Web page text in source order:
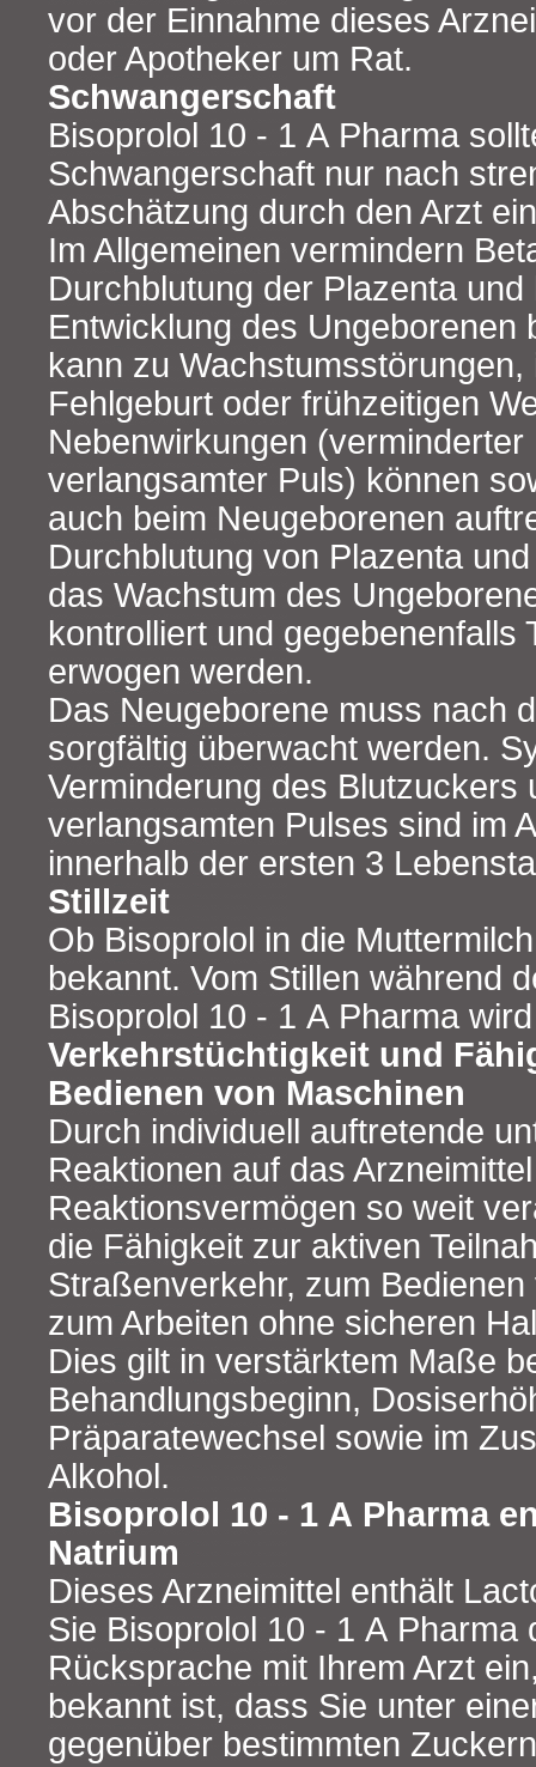
vor der Einnahme dieses
oder Apotheker um Rat.
Schwangerschaft
Bisoprolol 10 - 1 A Pharma
Schwangerschaft nur nach
Abschätzung durch den Arzt
Im Allgemeinen vermindern
Durchblutung der Plazenta und
Entwicklung des Ungeborenen
kann zu Wachstumsstörungen,
Fehlgeburt oder frühzeitigen
Nebenwirkungen (verminderter
verlangsamter Puls) können
auch beim Neugeborenen
Durchblutung von Plazenta
das Wachstum des
kontrolliert und gegebenenfalls
erwogen werden.
Das Neugeborene muss nach
sorgfältig überwacht werden.
Verminderung des Blutzuckers
verlangsamten Pulses sind im
innerhalb der ersten 3
Stillzeit
Ob Bisoprolol in die
bekannt. Vom Stillen während
Bisoprolol 10 - 1 A Pharma
Verkehrstüchtigkeit und
Bedienen von Maschinen
Durch individuell auftretende
Reaktionen auf das
Reaktionsvermögen so weit
die Fähigkeit zur aktiven
Straßenverkehr, zum
zum Arbeiten ohne sicheren
Dies gilt in verstärktem Maße
Behandlungsbeginn,
Präparatewechsel sowie im
Alkohol.
Bisoprolol 10 - 1 A Pharma
Natrium
Dieses Arzneimittel enthält
Sie Bisoprolol 10 - 1 A Pharma
Rücksprache mit Ihrem Arzt
bekannt ist, dass Sie unter
gegenüber bestimmten